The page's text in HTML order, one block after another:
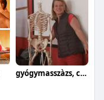
gyógymasszàzs, csontkovàcsolàs